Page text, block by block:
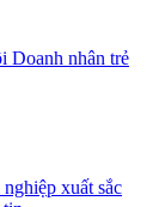
Doanh nhân trẻ
xuất sắc